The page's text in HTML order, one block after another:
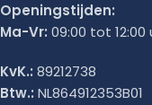
Openingstijden:
Ma-Vr: 09:00 tot 12:00
KvK.: 89212738
Btw.: NL864912353B01